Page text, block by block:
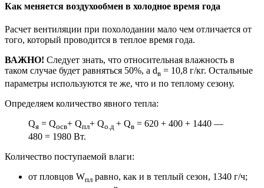
Как меняется воздухообмен в холодное время года
Расчет вентиляции при похолодании мало чем отличается от
того, который проводится в теплое время года.
ВАЖНО! Следует знать, что относительная влажность в
таком случае будет равняться 50%, а dв = 10,8 г/кг. Остальные
параметры используются те же, что и по теплому сезону.
Определяем количество явного тепла:
Qя = Qосв+ Qпл+ Qо.д + Qв = 620 + 400 + 1440 —
480 = 1980 Вт.
Количество поступаемой влаги:
от пловцов Wпл равно, как и в теплый сезон, 1340 г/ч;